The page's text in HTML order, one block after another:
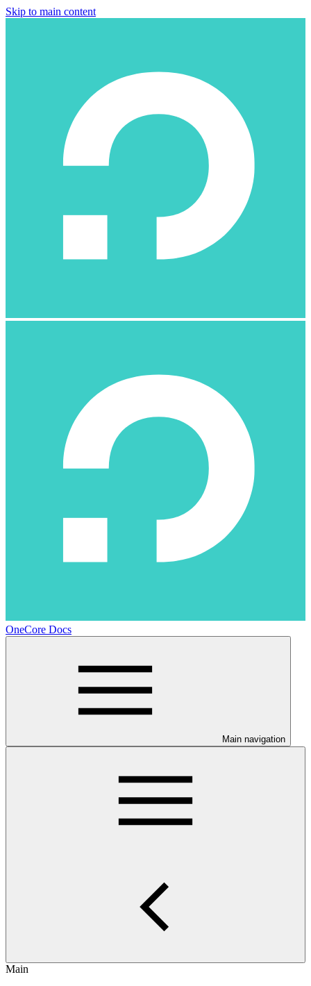
Skip to main content
OneCore Docs
Main navigation
Main